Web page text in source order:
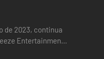
de 2023, continua
Entertainment